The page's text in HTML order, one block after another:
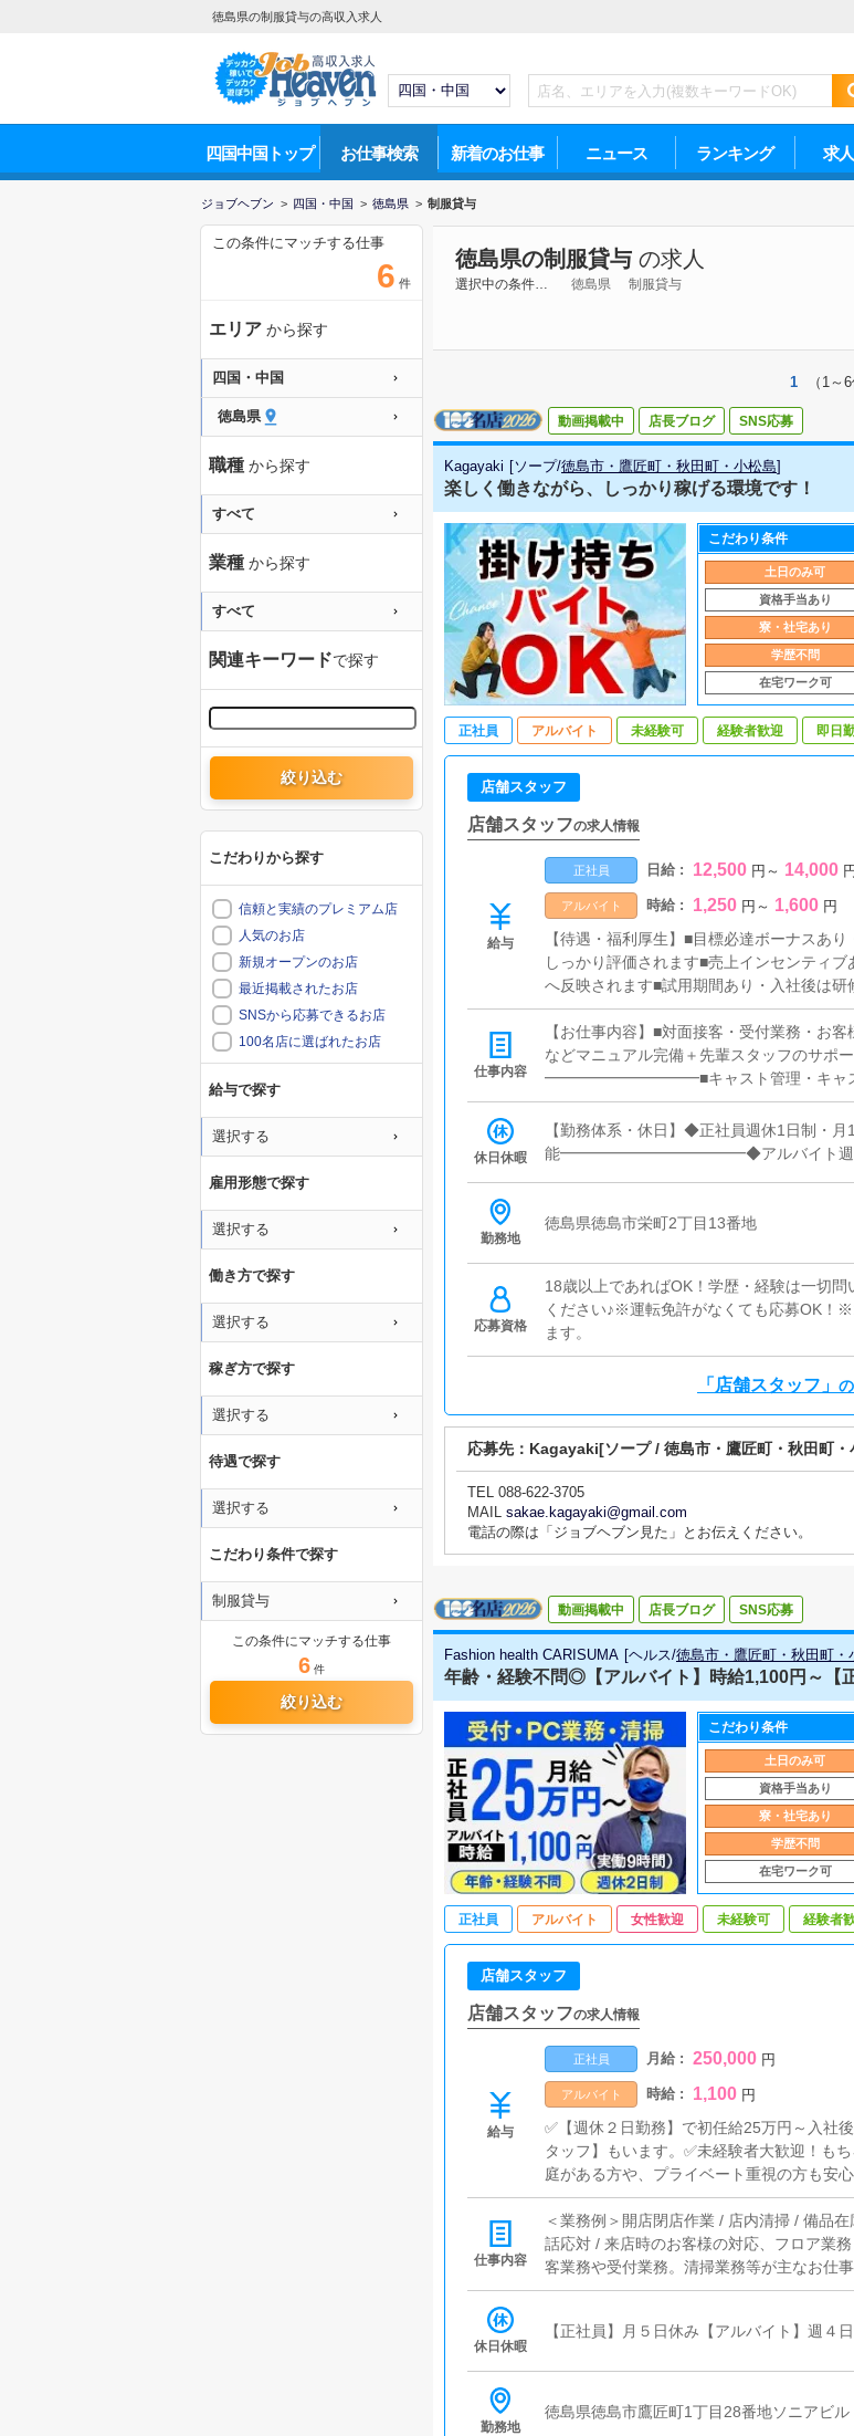
徳島県の制服貸与の高収入求人
四国中国トップ お仕事検索 新着のお仕事 ニュース ランキング 求
ジョブヘブン > 四国・中国 > 徳島県 > 制服貸与
徳島県の制服貸与 の求人
選択中の条件… 徳島県 制服貸与
1 （1～
動画掲載中 店長ブログ SNS応募
Kagayaki [ソープ/徳島市・鷹匠町・秋田町・小松島]
楽しく働きながら、しっかり稼げる環境です！
こだわり条件
土日のみ可
資格手当あり
寮・社宅あり
学歴不問
在宅ワーク可
正社員 アルバイト 未経験可 経験者歓迎 即日
店舗スタッフ
店舗スタッフの求人情報
給与
正社員 日給 : 12,500 円 ～ 14,000 円
アルバイト 時給 : 1,250 円 ～ 1,600 円
【待遇・福利厚生】■目標必達ボーナスあ
しっかり評価されます■売上インセンティ
へ反映されます■試用期間あり・入社後は研
す■日払いOK・急な出費にも対応可能・働
なしで安心・希望に応じて手渡し対応可能
トもサポートします
仕事内容
【お仕事内容】■対面接客・受付業務・お
などマニュアル完備＋先輩スタッフのサ
━━━━━━━━━━■キャスト管理・キャスト
バイス「どうすれば稼げるか」を一
務・ヘブンネット等の情報更新・出勤情報
作業なので、PCが苦手でも問題あり
休日休暇
【勤務体系・休日】◆正社員週休1日制・
能━━━━━━━━━━━━◆アルバイト週1日
勤務地
徳島県徳島市栄町2丁目13番地
応募資格
18歳以上であればOK！学歴・経験は一切
ください♪※運転免許がなくても応募OK！
ます。
「店舗スタッフ」
応募先： Kagayaki[ソープ / 徳島市・鷹匠町・秋田町・
TEL 088-622-3705
MAIL sakae.kagayaki@gmail.com
電話の際は「ジョブヘブン見た」とお伝えください。
動画掲載中 店長ブログ SNS応募
Fashion health CARISUMA [ヘルス/徳島市・鷹匠町・秋田町・
年齢・経験不問◎【アルバイト】時給1,100円～【
こだわり条件
土日のみ可
資格手当あり
寮・社宅あり
学歴不問
在宅ワーク可
正社員 アルバイト 女性歓迎 未経験可 経験者
店舗スタッフ
店舗スタッフの求人情報
給与
正社員 月給 : 250,000 円
アルバイト 時給 : 1,100 円
✅【週休２日勤務】で初任給25万円～入社
タッフ】もいます。✅未経験者大歓迎！も
庭がある方や、プライベート重視の方も安
[社]：月給25万円～(経験は考慮他未経験者
あり）■試用期間あり■昇給あり■週払い可■
仕事内容
＜業務例＞開店閉店作業 / 店内清掃 / 備品
話応対 / 来店時のお客様の対応、フロア業
客業務や受付業務。清掃業務等が主なお仕
りますが、未経験からでもスムーズに操作
事項の喚起などをお願いします。簡単なマ
ト、求人ブログの作成となります。基本的
休日休暇
【正社員】月５日休み【アルバイト】週４
勤務地
徳島県徳島市鷹匠町1丁目28番地ソニアビル
この条件にマッチする仕事
6 件
エリア から探す
四国・中国
徳島県
職種 から探す
すべて
業種 から探す
すべて
関連キーワードで探す
絞り込む
こだわりから探す
信頼と実績のプレミアム店
人気のお店
新規オープンのお店
最近掲載されたお店
SNSから応募できるお店
100名店に選ばれたお店
給与で探す
選択する
雇用形態で探す
選択する
働き方で探す
選択する
稼ぎ方で探す
選択する
待遇で探す
選択する
こだわり条件で探す
制服貸与
この条件にマッチする仕事
6 件
絞り込む